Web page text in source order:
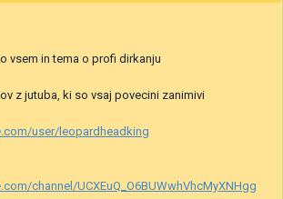
vsem in tema o profi dirkanju
z jutuba, ki so vsaj povecini zanimivi
user/leopardheadking
channel/UCXEuQ_O6BUWwhVhcMyXNHgg